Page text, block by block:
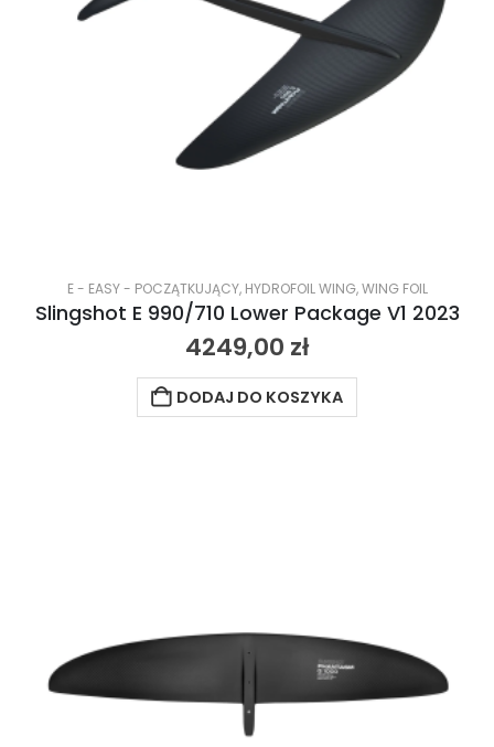
E - EASY - POCZĄTKUJĄCY, HYDROFOIL WING,WING FOIL
Slingshot E 990/710 Lower Package V1 2023
4249,00 zł
DODAJ DO KOSZYKA